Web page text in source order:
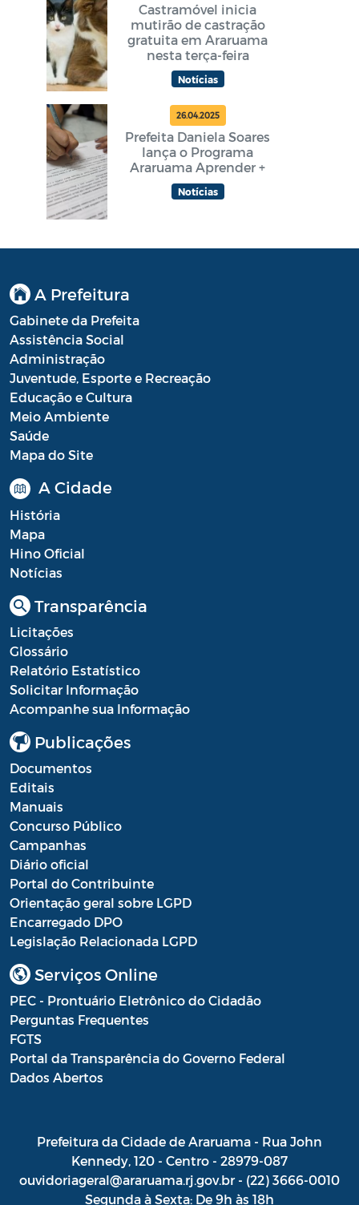
Castramóvel inicia
mutirão de castração
gratuita em Araruama
nesta terça-feira
Notícias
26.04.2025
Prefeita Daniela Soares
lança o Programa
Araruama Aprender +
Notícias
A Prefeitura
Gabinete da Prefeita
Assistência Social
Administração
Juventude, Esporte e Recreação
Educação e Cultura
Meio Ambiente
Saúde
Mapa do Site
A Cidade
História
Mapa
Hino Oficial
Notícias
Transparência
Licitações
Glossário
Relatório Estatístico
Solicitar Informação
Acompanhe sua Informação
Publicações
Documentos
Editais
Manuais
Concurso Público
Campanhas
Diário oficial
Portal do Contribuinte
Orientação geral sobre LGPD
Encarregado DPO
Legislação Relacionada LGPD
Serviços Online
PEC - Prontuário Eletrônico do Cidadão
Perguntas Frequentes
FGTS
Portal da Transparência do Governo Federal
Dados Abertos
Prefeitura da Cidade de Araruama - Rua John
Kennedy, 120 - Centro - 28979-087
ouvidoriageral@araruama.rj.gov.br - (22) 3666-0010
Segunda à Sexta: De 9h às 18h